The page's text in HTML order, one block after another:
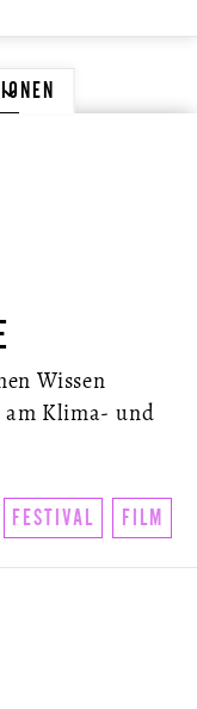
Wissen
am Klima- und
FESTIVAL FILM